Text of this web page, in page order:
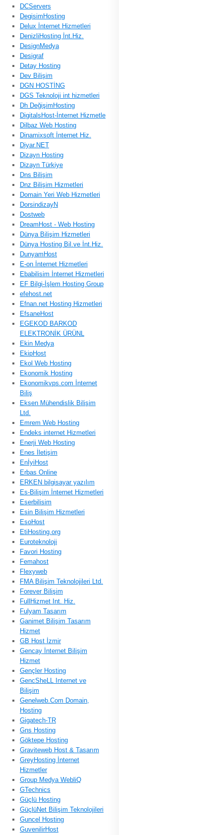
DCServers
DegisimHosting
Delux İnternet Hizmetleri
DenizliHosting İnt.Hiz.
DesignMedya
Desigraf
Detay Hosting
Dev Bilişim
DGN HOSTİNG
DGS Teknoloji int hizmetleri
Dh DeğişimHosting
DigitalsHost-İnternet Hizmetle
Dilbaz Web Hosting
Dinamixsoft İnternet Hiz.
Diyar.NET
Dizayn Hosting
Dizayn Türkiye
Dns Bilişim
Dnz Bilişim Hizmetleri
Domain Yeri Web Hizmetleri
DorsindizayN
Dostweb
DreamHost - Web Hosting
Dünya Bilişim Hizmetleri
Dünya Hosting Bil.ve İnt.Hiz.
DunyamHost
E-on İnternet Hizmetleri
Ebabilisim İnternet Hizmetleri
EF Bilgi-İşlem Hosting Group
efehost.net
Efnan.net Hosting Hizmetleri
EfsaneHost
EGEKOD BARKOD
ELEKTRONİK ÜRÜNL
Ekin Medya
EkipHost
Ekol Web Hosting
Ekonomik Hosting
Ekonomikvps.com İnternet
Biliş
Eksen Mühendislik Bilişim
Ltd.
Emrem Web Hosting
Endeks internet Hizmetleri
Enerji Web Hosting
Enes İletişim
EnİyiHost
Erbas Online
ERKEN bilgisayar yazılım
Es-Bilişim İnternet Hizmetleri
Eserbilisim
Esin Bilişim Hizmetleri
EsoHost
EtiHosting.org
Euroteknoloji
Favori Hosting
Femahost
Flexyweb
FMA Bilişim Teknolojileri Ltd.
Forever Bilişim
FullHizmet Int. Hiz.
Fulyam Tasarım
Ganimet Bilişim Tasarım
Hizmet
GB Host İzmir
Gencay İnternet Bilişim
Hizmet
Gençler Hosting
GencSheLL Internet ve
Bilişim
Genelweb.Com Domain,
Hosting
Gigatech-TR
Gns Hosting
Göktepe Hosting
Graviteweb Host & Tasarım
GreyHosting İnternet
Hizmetler
Group Medya WebliQ
GTechnics
Güçlü Hosting
GüçlüNet Bilişim Teknolojileri
Guncel Hosting
GuvenilirHost